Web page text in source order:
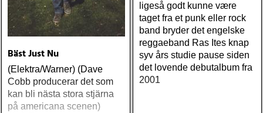
Bäst Just Nu
(Elektra/Warner) (Dave
Cobb producerar det som
kan bli nästa stora stjärna
på americana scenen)
ligeså godt kunne være
taget fra et punk eller rock
band bryder det engelske
reggaeband Ras Ites knap
syv års studie pause siden
det lovende debutalbum fra
2001